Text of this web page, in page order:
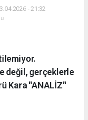
- 21:32
değil, gerçeklerle
Kara ''ANALİZ''